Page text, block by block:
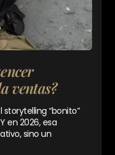
ventas?
“bonito”
en 2026, esa
sino un